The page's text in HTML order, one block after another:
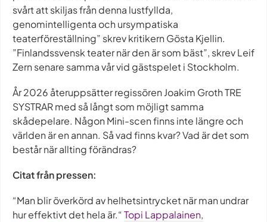
svårt att skiljas från denna lustfyllda,
genomintelligenta och ursympatiska
teaterföreställning” skrev kritikern Gösta Kjellin.
”Finlandssvensk teater när den är som bäst”, skrev Leif
Zern senare samma vår vid gästspelet i Stockholm.
År 2026 återuppsätter regissören Joakim Groth TRE
SYSTRAR med så långt som möjligt samma
skådepelare. Någon Mini-scen finns inte längre och
världen är en annan. Så vad finns kvar? Vad är det som
består när allting förändras?
Citat från pressen:
“Man blir överkörd av helhetsintrycket när man undrar
hur effektivt det hela är.“Topi Lappalainen,